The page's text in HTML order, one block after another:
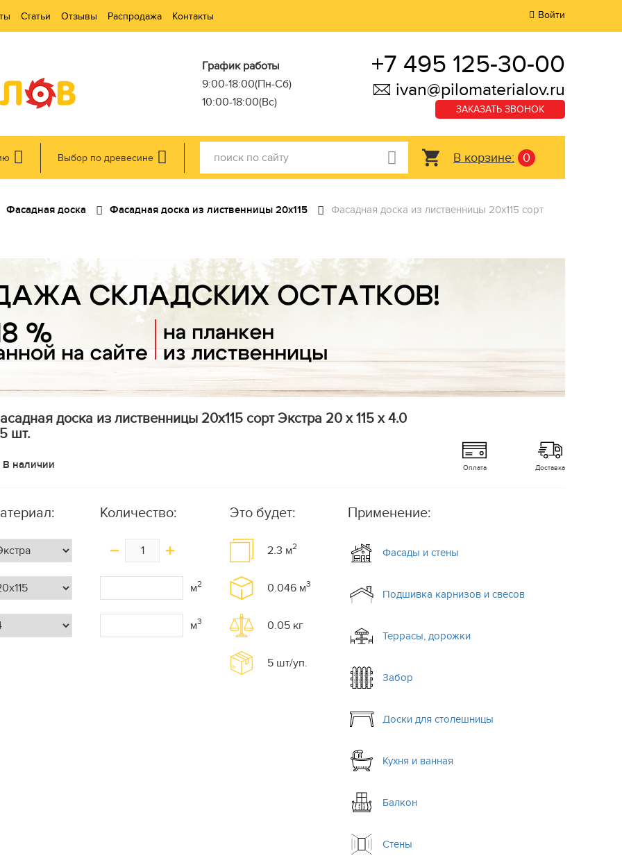
Статьи Отзывы Распродажа Контакты Войти
График работы
9:00-18:00(Пн-Сб)
10:00-18:00(Вс)
+7 495 125-30-00
ivan@pilomaterialov.ru
ЗАКАЗАТЬ ЗВОНОК
Выбор по древесине В корзине: 0
Фасадная доска Фасадная доска из лиственницы 20х115 Фасадная доска из лиственницы 20х115 сорт
доска из лиственницы 20х115 сорт Экстра 20 x 115 x 4.0
шт.
В наличии Оплата Доставка
Количество:
м2
м3
Это будет:
2.3 м2
0.046 м3
0.05 кг
5 шт/уп.
Применение:
Фасады и стены
Подшивка карнизов и свесов
Террасы, дорожки
Забор
Доски для столешницы
Кухня и ванная
Балкон
Стены